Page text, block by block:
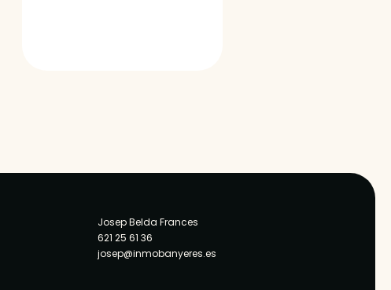
Josep Belda Frances
621 25 61 36
josep@inmobanyeres.es